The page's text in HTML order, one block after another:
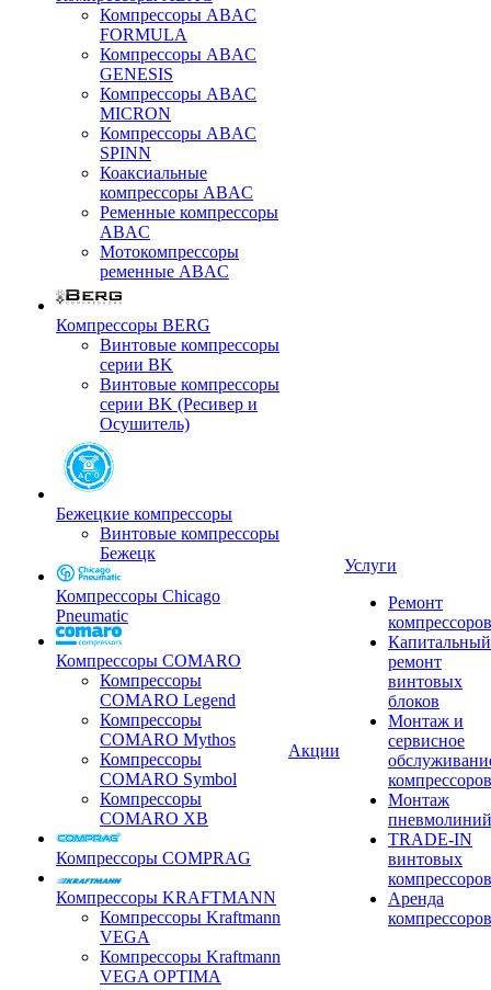
Компрессоры ABAC
FORMULA
Компрессоры ABAC
GENESIS
Компрессоры ABAC
MICRON
Компрессоры ABAC
SPINN
Коаксиальные
компрессоры ABAC
Ременные компрессоры
ABAC
Мотокомпрессоры
ременные ABAC
Компрессоры BERG
Винтовые компрессоры
серии BK
Винтовые компрессоры
серии BK (Ресивер и
Осушитель)
Бежецкие компрессоры
Винтовые компрессоры
Бежецк
Компрессоры Chicago
Pneumatic
Компрессоры COMARO
Компрессоры
COMARO Legend
Компрессоры
COMARO Mythos
Компрессоры
COMARO Symbol
Компрессоры
COMARO XB
Компрессоры COMPRAG
Компрессоры KRAFTMANN
Компрессоры Kraftmann
VEGA
Компрессоры Kraftmann
VEGA OPTIMA
Акции
Услуги
Ремонт
компрессоров
Капитальный
ремонт
винтовых
блоков
Монтаж и
сервисное
компрессоров
Монтаж
пневмолиний
TRADE-IN
винтовых
компрессоров
Аренда
компрессоров